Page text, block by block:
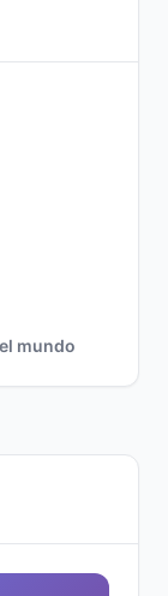
mundo